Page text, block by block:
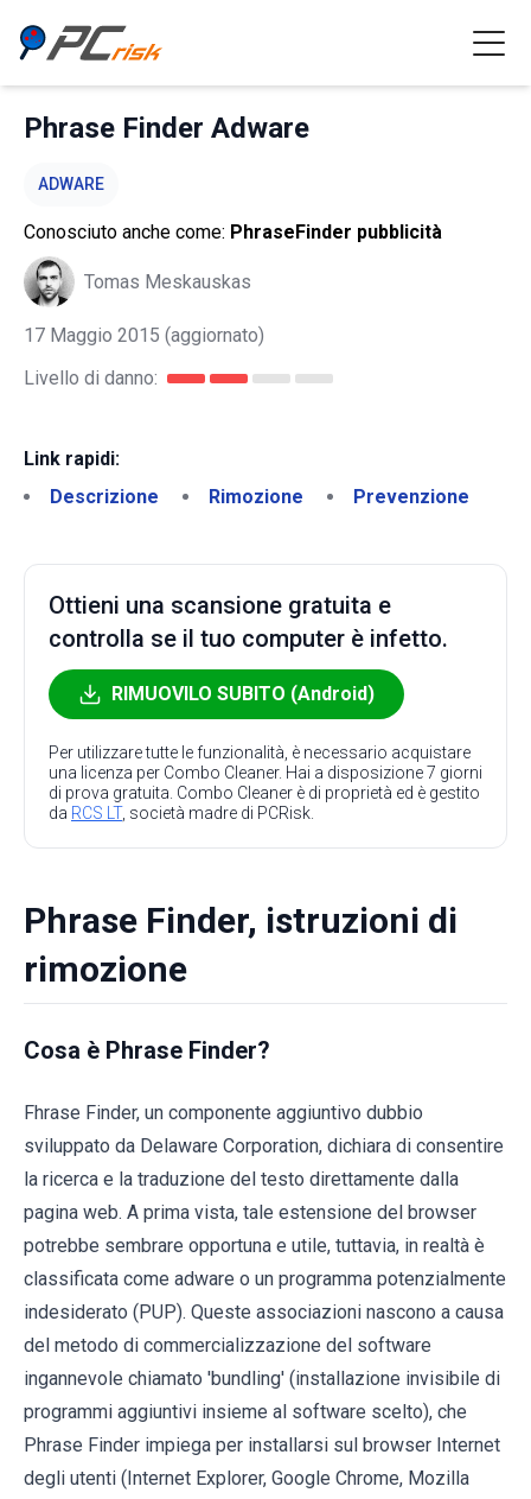
Phrase Finder Adware
ADWARE
Conosciuto anche come: PhraseFinder pubblicità
Tomas Meskauskas
17 Maggio 2015 (aggiornato)
Livello di danno:
Link rapidi:
Descrizione
Rimozione Prevenzione
Ottieni una scansione gratuita e
controlla se il tuo computer è infetto.
RIMUOVILO SUBITO (Android)
Per utilizzare tutte le funzionalità, è necessario acquistare
una licenza per Combo Cleaner. Hai a disposizione 7 giorni
di prova gratuita. Combo Cleaner è di proprietà ed è gestito
da RCS LT, società madre di PCRisk.
Phrase Finder, istruzioni di
rimozione
Cosa è Phrase Finder?
Fhrase Finder, un componente aggiuntivo dubbio
sviluppato da Delaware Corporation, dichiara di consentire
la ricerca e la traduzione del testo direttamente dalla
pagina web. A prima vista, tale estensione del browser
potrebbe sembrare opportuna e utile, tuttavia, in realtà è
classificata come adware o un programma potenzialmente
indesiderato (PUP). Queste associazioni nascono a causa
del metodo di commercializzazione del software
ingannevole chiamato 'bundling' (installazione invisibile di
programmi aggiuntivi insieme al software scelto), che
Phrase Finder impiega per installarsi sul browser Internet
degli utenti (Internet Explorer, Google Chrome, Mozilla